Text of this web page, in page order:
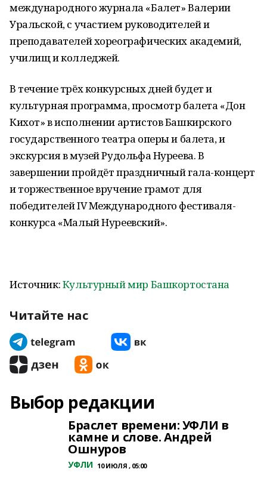
международного журнала «Балет» Валерии
Уральской, с участием руководителей и
преподавателей хореографических академий,
училищ и колледжей.
В течение трёх конкурсных дней будет и
культурная программа, просмотр балета «Дон
Кихот» в исполнении артистов Башкирского
государственного театра оперы и балета, и
экскурсия в музей Рудольфа Нуреева. В
завершении пройдёт праздничный гала-концерт
и торжественное вручение грамот для
победителей IV Международного фестиваля-
конкурса «Малый Нуреевский».
Источник:Культурный мир Башкортостана
Читайте нас
Выбор редакции
Браслет времени: УФЛИ в
камне и слове. Андрей
Ошнуров
УФЛИ 10 ИЮЛЯ , 05:00